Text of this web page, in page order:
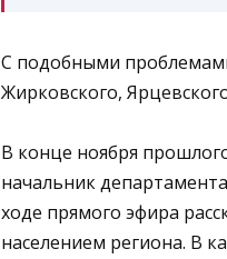
С подобными
Жирковского,
В конце ноября
начальник
ходе прямого эфира
населением региона. В